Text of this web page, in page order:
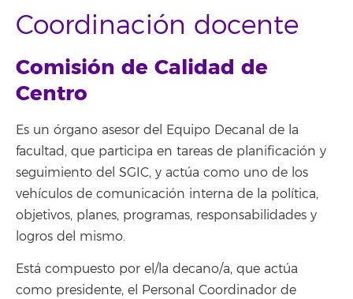
Coordinación docente
Comisión de Calidad de
Centro
Es un órgano asesor del Equipo Decanal de la
facultad, que participa en tareas de planificación y
seguimiento del SGIC, y actúa como uno de los
vehículos de comunicación interna de la política,
objetivos, planes, programas, responsabilidades y
logros del mismo.
Está compuesto por el/la decano/a, que actúa
como presidente, el Personal Coordinador de